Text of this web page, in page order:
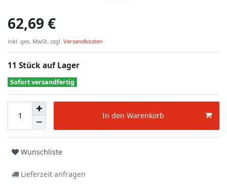
62,69 €
inkl. ges. MwSt. zzgl. Versandkosten
11 Stück auf Lager
Sofort versandfertig
In den Warenkorb
Wunschliste
Lieferzeit anfragen